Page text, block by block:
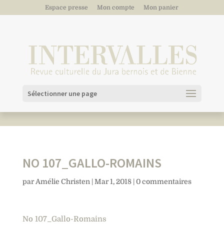
Espace presse Mon compte Mon panier
Sélectionner une page
NO 107_GALLO-ROMAINS
parAmélie Christen | Mar 1, 2018| 0 commentaires
No 107_Gallo-Romains